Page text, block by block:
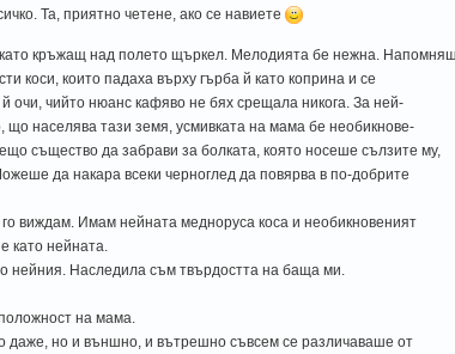
Та, приятно четене, ако се навиете
кръжащ над полето щъркел. Мелодията бе нежна.
коси, които падаха върху гърба й като коприна и се
очи, чийто нюанс кафяво не бях срещала никога. За ней-
що населява тази земя, усмивката на мама бе необикнове-
същество да забрави за болката, която носеше сълзите му,
да накара всеки черноглед да повярва в по-добрите
виждам. Имам нейната медноруса коса и необикновеният
като нейната.
нейния. Наследила съм твърдостта на баща ми.
на мама.
даже, но и външно, и вътрешно съвсем се различаваше от